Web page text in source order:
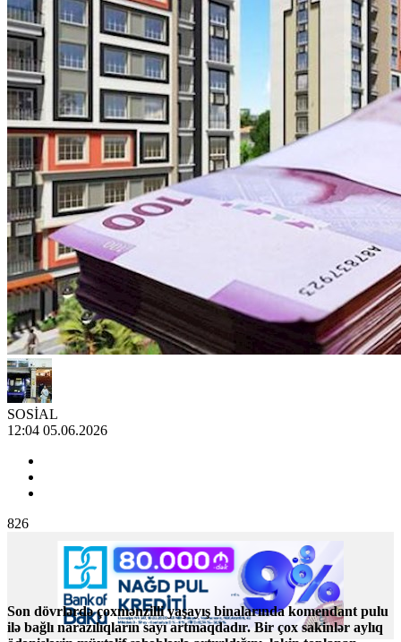
SOSİAL
12:04 05.06.2026
826
Son dövrlərdə çoxmənzilli yaşayış binalarında komendant pulu
ilə bağlı narazılıqların sayı artmaqdadır. Bir çox sakinlər aylıq